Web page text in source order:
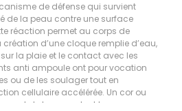
de défense qui survient
de la peau contre une surface
réaction permet au corps de
d’une cloque remplie d’eau,
la plaie et le contact avec les
anti ampoule ont pour vocation
ou de les soulager tout en
cellulaire accélérée. Un cor ou
de la peau dont la cause